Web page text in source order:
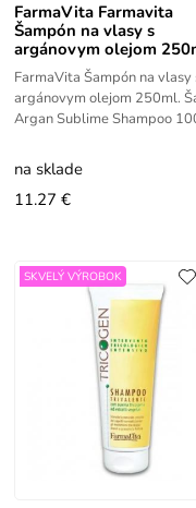
FarmaVita Farmavita
Šampón na vlasy s
argánovym olejom
FarmaVita Šampón na vlasy
argánovym olejom 250ml.
Argan Sublime Shampoo
olejový šampón s intenzívnou
na sklade
11.27 €
SKVELÝ VÝROBOK